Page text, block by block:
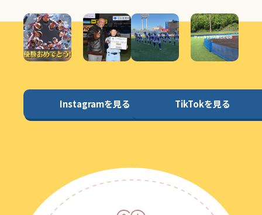
Instagramを見る TikTokを見る